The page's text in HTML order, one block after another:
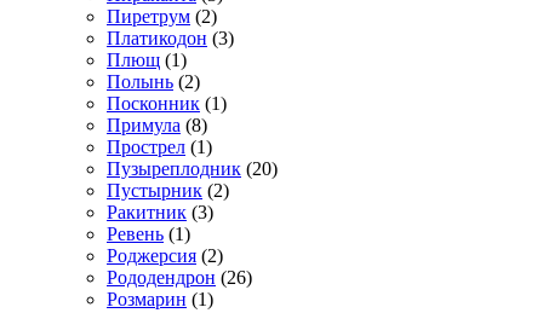
Пиретрум (2)
Платикодон (3)
Плющ (1)
Полынь (2)
Посконник (1)
Примула (8)
Прострел (1)
Пузыреплодник (20)
Пустырник (2)
Ракитник (3)
Ревень (1)
Роджерсия (2)
Рододендрон (26)
Розмарин (1)